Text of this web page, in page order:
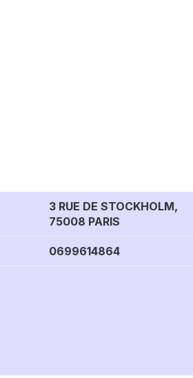
3 RUE DE STOCKHOLM,
75008 PARIS
0699614864